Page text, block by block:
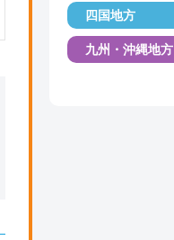
四国地方
九州・沖縄地方